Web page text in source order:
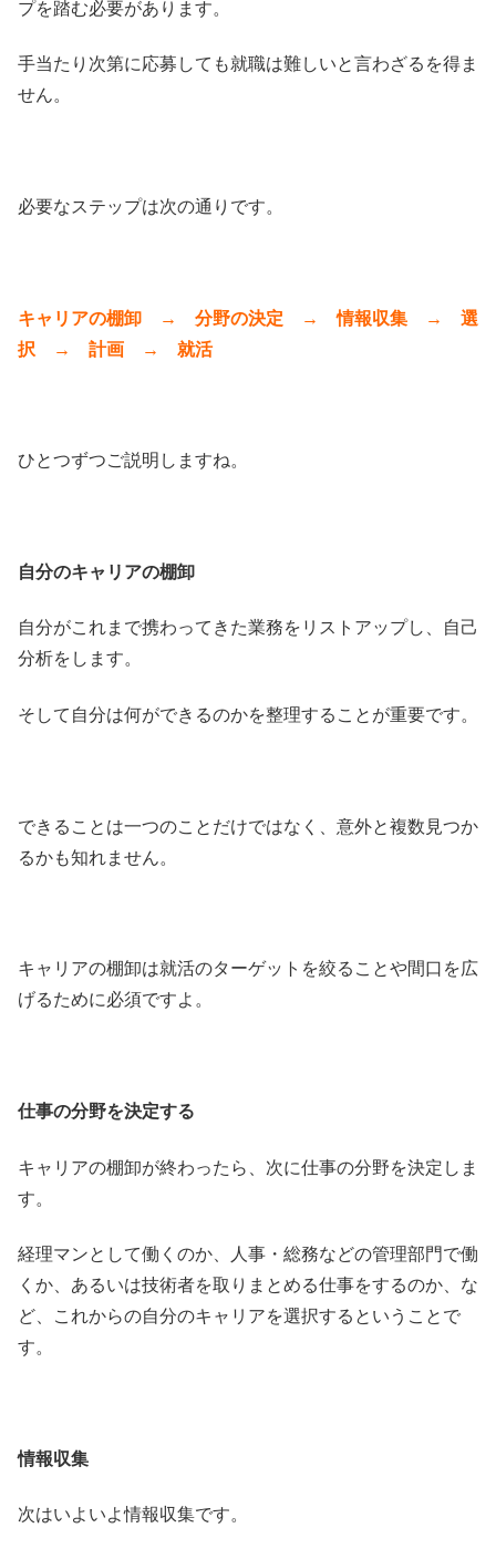
プを踏む必要があります。
手当たり次第に応募しても就職は難しいと言わざるを得ま
せん。
必要なステップは次の通りです。
キャリアの棚卸 → 分野の決定 → 情報収集 → 選
択 → 計画 → 就活
ひとつずつご説明しますね。
自分のキャリアの棚卸
自分がこれまで携わってきた業務をリストアップし、自己
分析をします。
そして自分は何ができるのかを整理することが重要です。
できることは一つのことだけではなく、意外と複数見つか
るかも知れません。
キャリアの棚卸は就活のターゲットを絞ることや間口を広
げるために必須ですよ。
仕事の分野を決定する
キャリアの棚卸が終わったら、次に仕事の分野を決定しま
す。
経理マンとして働くのか、人事・総務などの管理部門で働
くか、あるいは技術者を取りまとめる仕事をするのか、な
ど、これからの自分のキャリアを選択するということで
す。
情報収集
次はいよいよ情報収集です。